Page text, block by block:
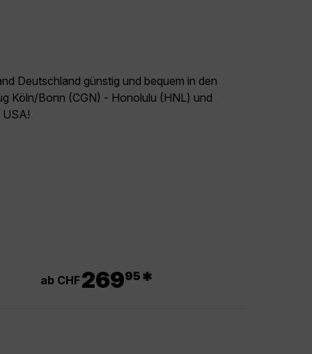
Deutschland günstig und bequem in den
Köln/Bonn (CGN) - Honolulu (HNL) und
USA!
ab CHF26995 *